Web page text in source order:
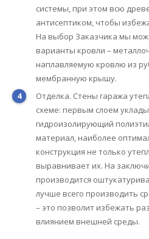
системы, при этом всю
антисептиком, чтобы
На выбор Заказчика мы
варианты кровли –
наплавляемую кровлю из
мембранную крышу.
Отделка. Стены гаража
схеме: первым слоем
гидроизолирующий
материал, наиболее
конструкция не только
выравнивает их. На
производится
лучше всего производить
– это позволит избежать
влиянием внешней среды.